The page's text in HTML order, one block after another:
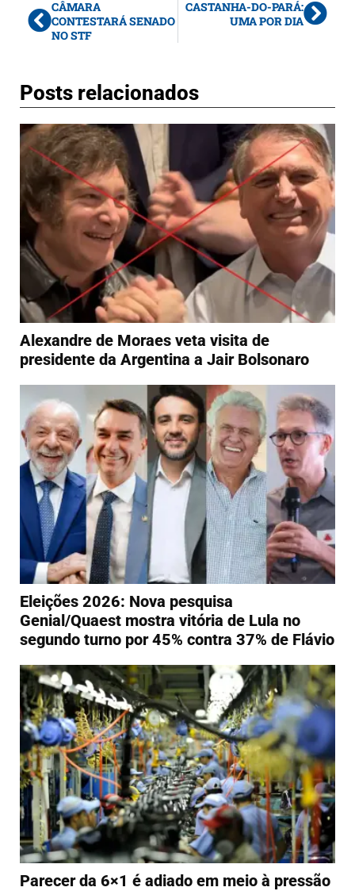
CÂMARA
CONTESTARÁ SENADO
NO STF
CASTANHA-DO-PARÁ:
UMA POR DIA
Posts relacionados
Alexandre de Moraes veta visita de
presidente da Argentina a Jair Bolsonaro
Eleições 2026: Nova pesquisa
Genial/Quaest mostra vitória de Lula no
segundo turno por 45% contra 37% de Flávio
Parecer da 6×1 é adiado em meio à pressão